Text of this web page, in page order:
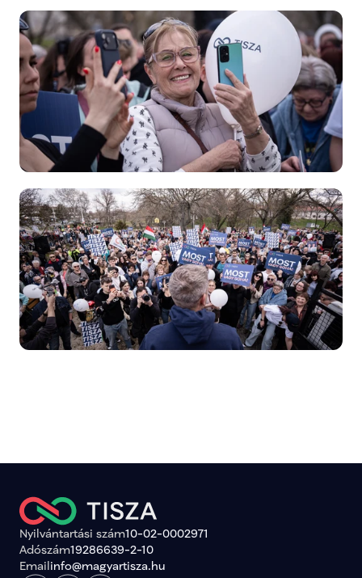
Nyilvántartási szám10-02-0002971
Adószám19286639-2-10
Emailinfo@magyartisza.hu